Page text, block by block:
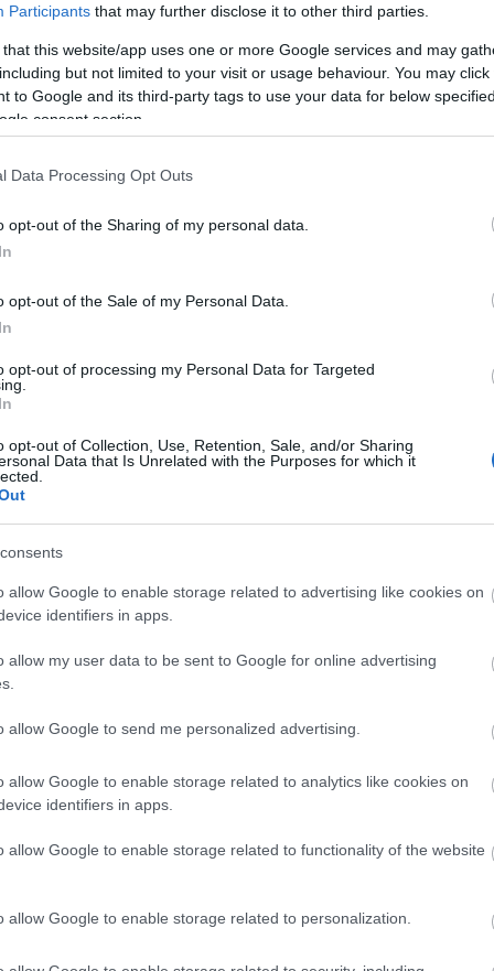
Participants that may further disclose it to other third parties.
that this website/app uses one or more Google services and may
but not limited to your visit or usage behaviour. You may
to Google and its third-party tags to use your data for below
consent section.
Data Processing Opt Outs
opt-out of the Sharing of my personal data.
opt-out of the Sale of my Personal Data.
opt-out of processing my Personal Data for Targeted
opt-out of Collection, Use, Retention, Sale, and/or Sharing
Data that Is Unrelated with the Purposes for which it
allow Google to enable storage related to advertising like cookies on
identifiers in apps.
allow my user data to be sent to Google for online advertising
allow Google to send me personalized advertising.
allow Google to enable storage related to analytics like cookies on
identifiers in apps.
allow Google to enable storage related to functionality of the website
allow Google to enable storage related to personalization.
λιμενεργάτες σας το υπογράφουνε με των λαών το
που αναμένεται να καταπλεύσει στις
12 Ιουλίου
μεταφέρει στρατιωτικό χάλυβα με τελικό προορισμό
φορτίο που, αν ξεφορτωθεί και μεταφορτωθεί, θα
ενάντια στον παλαιστινιακό λαό.
δεν είναι προκεχωρημένο φυλάκιο των ΗΠΑ, του
της εργατικής τάξης.
φορτίο!
λιμενεργάτες να μη δεχτούν καμία ανάθεση
Να σταθούμε ενωμένοι απέναντι στην
Κέντρο Πειραιά, τα σωματεία του Πειραιά και τη
και τους φορείς της περιοχής να ενώσουν τη
λαό του Πειραιά σε μαζική κινητοποίηση στους
Ever Golden, για να μπλοκάρουμε στην πράξη τη
φορτίου από τα λιμάνια μας.